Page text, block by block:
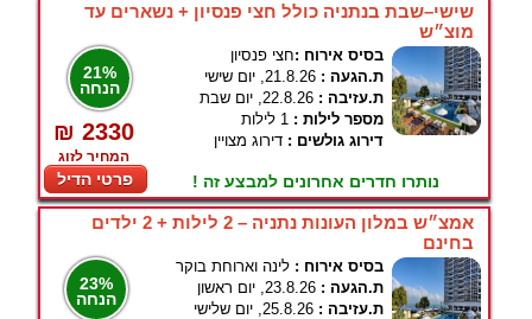
שישי–שבת בנתניה כולל חצי פנסיון + נשארים עד
מוצ״ש
21%
הנחה
₪ 2330
המחיר לזוג
פרטי הדיל
בסיס אירוח :חצי פנסיון
ת.הגעה : 21.8.26, יום שישי
ת.עזיבה : 22.8.26, יום שבת
מספר לילות : 1 לילות
דירוג גולשים : דירוג מצויין
נותרו חדרים אחרונים למבצע זה !
אמצ״ש במלון העונות נתניה – 2 לילות + 2 ילדים
בחינם
23%
הנחה
בסיס אירוח : לינה וארוחת בוקר
ת.הגעה : 23.8.26, יום ראשון
ת.עזיבה : 25.8.26, יום שלישי